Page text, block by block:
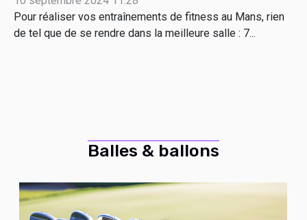
Pour réaliser vos entraînements de fitness au Mans, rien
de tel que de se rendre dans la meilleure salle : 7...
Balles & ballons